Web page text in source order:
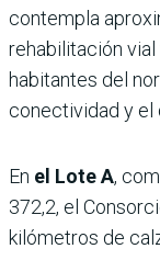
contempla
rehabilitación
habitantes del
conectividad y el
En el Lote A,
372,2, el
kilómetros de